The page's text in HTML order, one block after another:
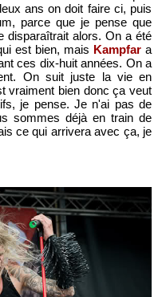
ans on doit faire ci, puis
parce que je pense que
disparaîtrait alors. On a été
est bien, mais Kampfar a
ces dix-huit années. On a
On suit juste la vie en
vraiment bien donc ça veut
je pense. Je n'ai pas de
sommes déjà en train de
ce qui arrivera avec ça, je